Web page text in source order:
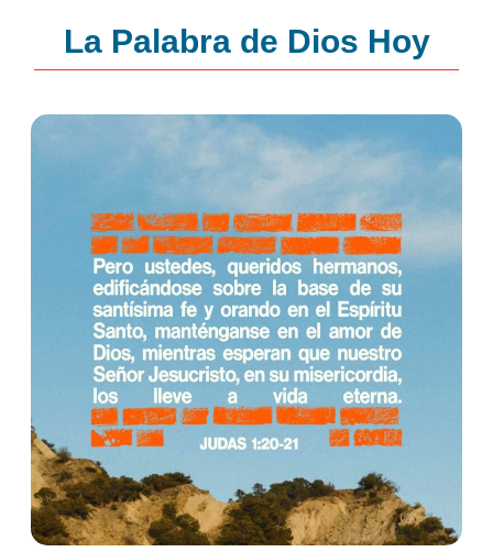
La Palabra de Dios Hoy